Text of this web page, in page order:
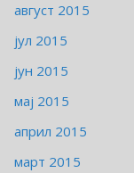
август 2015
јул 2015
јун 2015
мај 2015
април 2015
март 2015